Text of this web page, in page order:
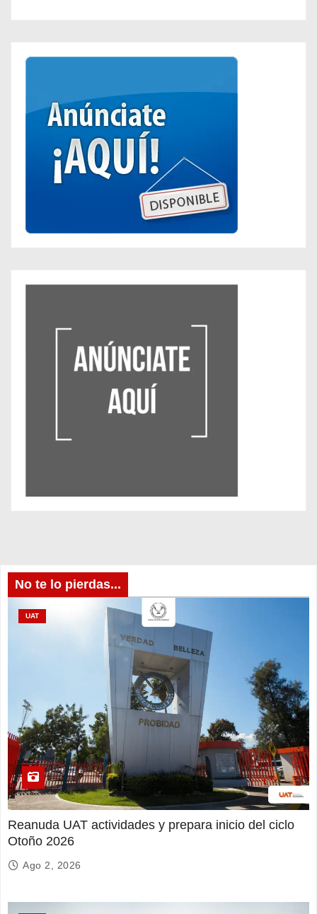
No te lo pierdas...
UAT
Reanuda UAT actividades y prepara inicio del ciclo
Otoño 2026
Ago 2, 2026